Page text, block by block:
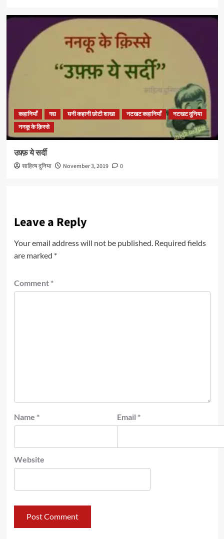
कहानियाँ गद्य घनी कहानी छोटी शाखा नटखट कहानियाँ
नटखट दुनिया
ननकू के क़िस्से
उफ़्फ़ ये सर्दी
साहित्य दुनिया November 3, 2019 0
Leave a Reply
Your email address will not be published. Required fields
are marked *
Comment *
Name * Email *
Website